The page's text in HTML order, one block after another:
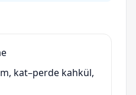
kat–perde kahkül,